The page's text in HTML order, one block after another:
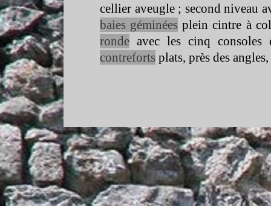
cellier aveugle ; second niveau
baies géminées plein cintre à
ronde avec les cinq
contreforts plats, près des